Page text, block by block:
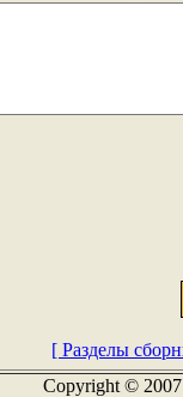
[ Разделы
Copyright ©